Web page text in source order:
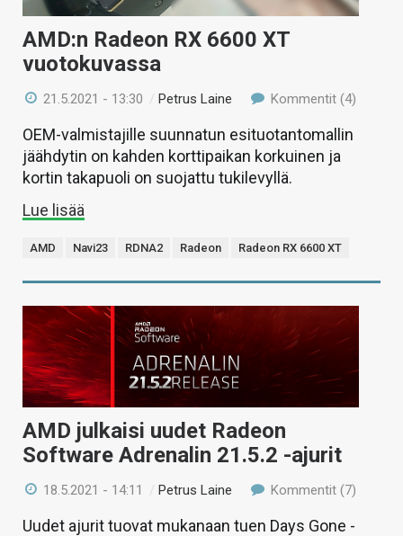
AMD:n Radeon RX 6600 XT
vuotokuvassa
21.5.2021 - 13:30 /Petrus Laine Kommentit (4)
OEM-valmistajille suunnatun esituotantomallin
jäähdytin on kahden korttipaikan korkuinen ja
kortin takapuoli on suojattu tukilevyllä.
Lue lisää
AMD Navi23 RDNA2 Radeon Radeon RX 6600 XT
AMD julkaisi uudet Radeon
Software Adrenalin 21.5.2 -ajurit
18.5.2021 - 14:11 /Petrus Laine Kommentit (7)
Uudet ajurit tuovat mukanaan tuen Days Gone -